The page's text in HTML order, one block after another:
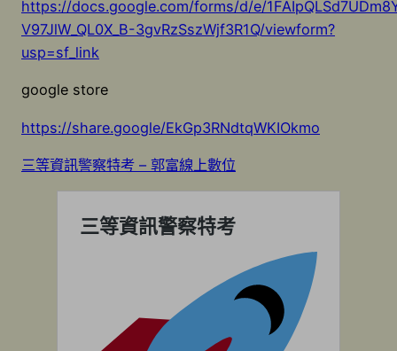
https://docs.google.com/forms/d/e/
V97JlW_QL0X_B-3gvRzSszWjf3R1Q/viewform?
usp=sf_link
google store
https://share.google/EkGp3RNdtqWKIOkmo
三等資訊警察特考 – 郭富線上數位